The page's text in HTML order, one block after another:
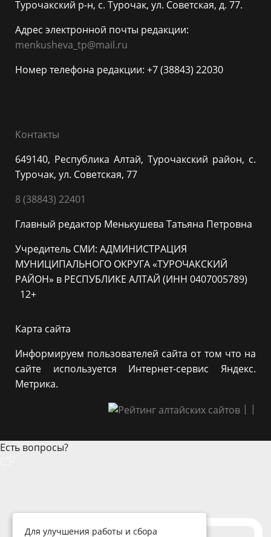
Турочакский р-н, с. Турочак, ул. Советская, д. 77.
Адрес электронной почты редакции:
menkusheva_tp@mail.ru
Номер телефона редакции: +7 (38843) 22030
Контакты
649140, Республика Алтай, Турочакский район, с.
Турочак, ул. Советская, 77
8 (38843) 22401
Главный редактор Менькушева Татьяна Петровна
Учредитель СМИ: АДМИНИСТРАЦИЯ
МУНИЦИПАЛЬНОГО ОКРУГА «ТУРОЧАКСКИЙ
РАЙОН» в РЕСПУБЛИКЕ АЛТАЙ (ИНН 0407005789)
12+
Карта сайта
Информируем пользователей сайта от том что на
сайте используется Интернет-сервис Яндекс.
Метрика.
| |
Есть вопросы?
Для улучшения работы и сбора